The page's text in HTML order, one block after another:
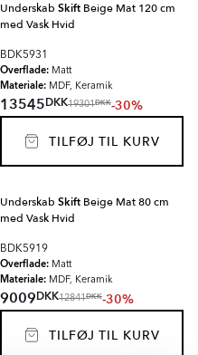
Underskab Skift Beige Mat 120 cm
med Vask Hvid
BDK5931
Overflade: Matt
Materiale: MDF, Keramik
13545DKK19301DKK-30%
TILFØJ TIL KURV
Underskab Skift Beige Mat 80 cm
med Vask Hvid
BDK5919
Overflade: Matt
Materiale: MDF, Keramik
9009DKK12841DKK-30%
TILFØJ TIL KURV